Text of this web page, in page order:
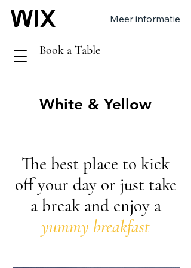
Meer informatie